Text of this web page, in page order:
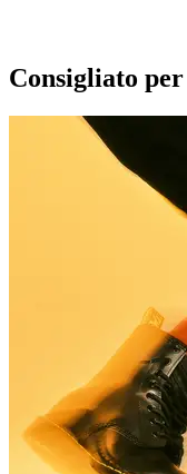
Consigliato